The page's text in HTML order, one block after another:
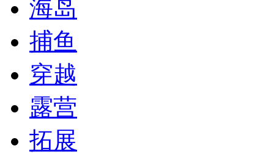
海岛
捕鱼
穿越
露营
拓展